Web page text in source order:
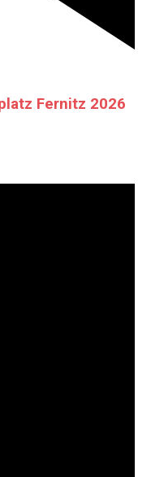
Fernitz 2026